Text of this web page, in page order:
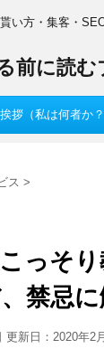
い方・集客・
拶（私は何者か？
ス >
っそ
禁忌に
更新日： 2020年2